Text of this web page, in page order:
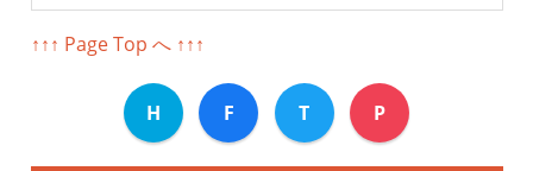
↑↑↑ Page Top へ ↑↑↑
H F T P